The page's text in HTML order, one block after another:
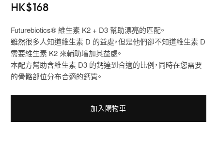
HK$168
Futurebiotics® 維生素 K2 + D3 幫助漂亮的匹配。
雖然很多人知道維生素 D 的益處，但是他們卻不知道維生素 D
需要維生素 K2 來輔助增加其益處。
本配方幫助含維生素 D3 的鈣達到合適的比例，同時在您需要
的骨骼部位分布合適的鈣質。
加入購物車